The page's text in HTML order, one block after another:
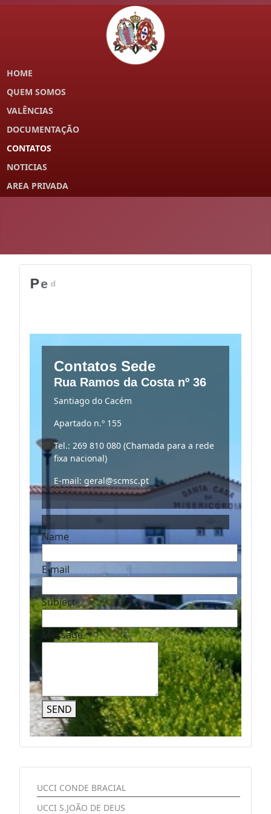
HOME
QUEM SOMOS
VALÊNCIAS
DOCUMENTAÇÃO
CONTATOS
NOTICIAS
AREA PRIVADA
UCCI CONDE BRACIAL
UCCI S.JOÃO DE DEUS
Ped
Contatos Sede
Rua Ramos da Costa nº 36
Santiago do Cacém
Apartado n.º 155
Tel.: 269 810 080 (Chamada para a rede
fixa nacional)
E-mail: geral@scmsc.pt
Name
E-mail
Subject
Message*
SEND